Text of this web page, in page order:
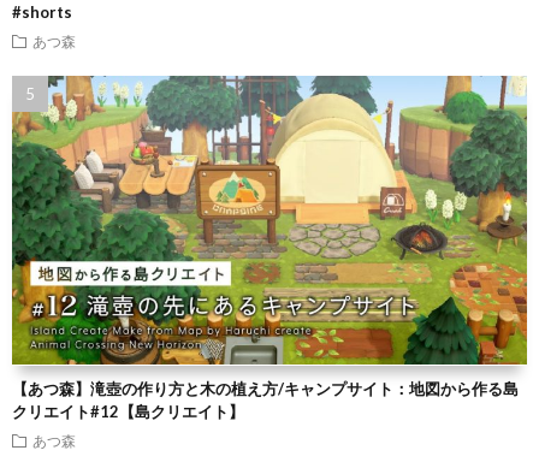
#shorts
あつ森
【あつ森】滝壺の作り方と木の植え方/キャンプサイト：地図から作る島
クリエイト#12【島クリエイト】
あつ森